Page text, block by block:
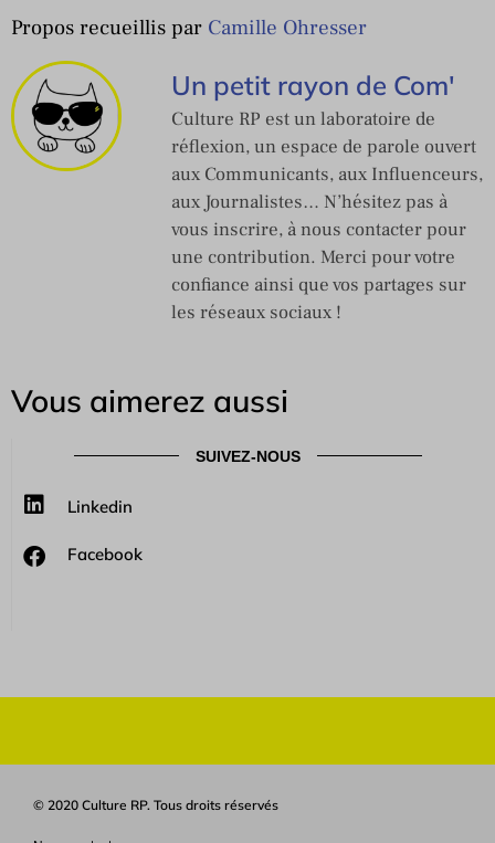
Propos recueillis par Camille Ohresser
Un petit rayon de Com'
Culture RP est un laboratoire de
réflexion, un espace de parole ouvert
aux Communicants, aux Influenceurs,
aux Journalistes… N’hésitez pas à
vous inscrire, à nous contacter pour
une contribution. Merci pour votre
confiance ainsi que vos partages sur
les réseaux sociaux !
Vous aimerez aussi
SUIVEZ-NOUS
Linkedin
Facebook
© 2020 Culture RP. Tous droits réservés